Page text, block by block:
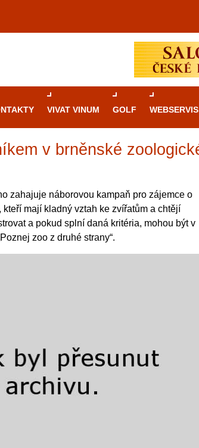
VIVAT VINUM GOLF
v brněnské
zahajuje náborovou kampaň pro zájemce o
mají kladný vztah ke zvířatům a chtějí
a pokud splní daná kritéria, mohou být v
zoo z druhé strany“.
Průvodcekasinovými hrami v Brně:
Brno je městem známým pro zajímavé památky,
restaurace, divadla a univerzity. Mimo jiné je
místem, kde si můžete legálně a bezpečně
různé kasinové hry. V neustále kvetoucí
metropoli naleznete širokou nabídku her od